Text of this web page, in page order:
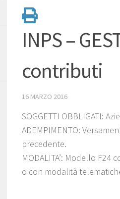
INPS –
contributi
16 MARZO 2016
SOGGETTI OBBLIGATI:
ADEMPIMENTO:
precedente.
MODALITA’: Modello
o con modalità